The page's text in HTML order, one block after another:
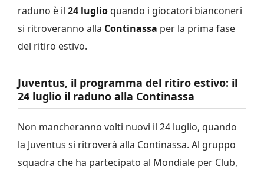
raduno è il 24 luglio quando i giocatori bianconeri
si ritroveranno alla Continassa per la prima fase
del ritiro estivo.
Juventus, il programma del ritiro estivo: il
24 luglio il raduno alla Continassa
Non mancheranno volti nuovi il 24 luglio, quando
la Juventus si ritroverà alla Continassa. Al gruppo
squadra che ha partecipato al Mondiale per Club,